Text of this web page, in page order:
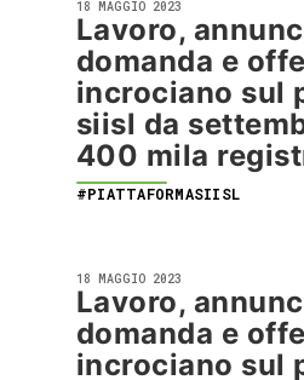
18 MAGGIO 2023
Lavoro,
domanda e
incrociano sul
siisl da
400 mila
#PIATTAFORMASIISL
18 MAGGIO 2023
Lavoro,
domanda e
incrociano sul